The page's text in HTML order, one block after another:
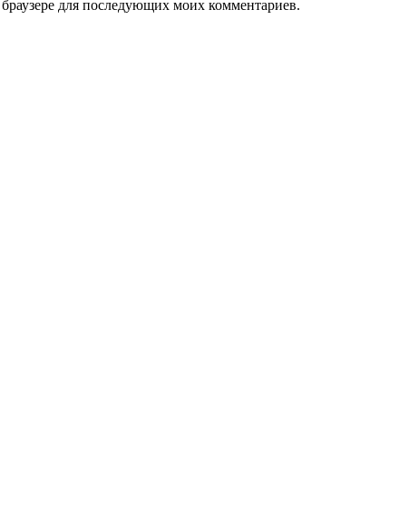
для последующих моих комментариев.